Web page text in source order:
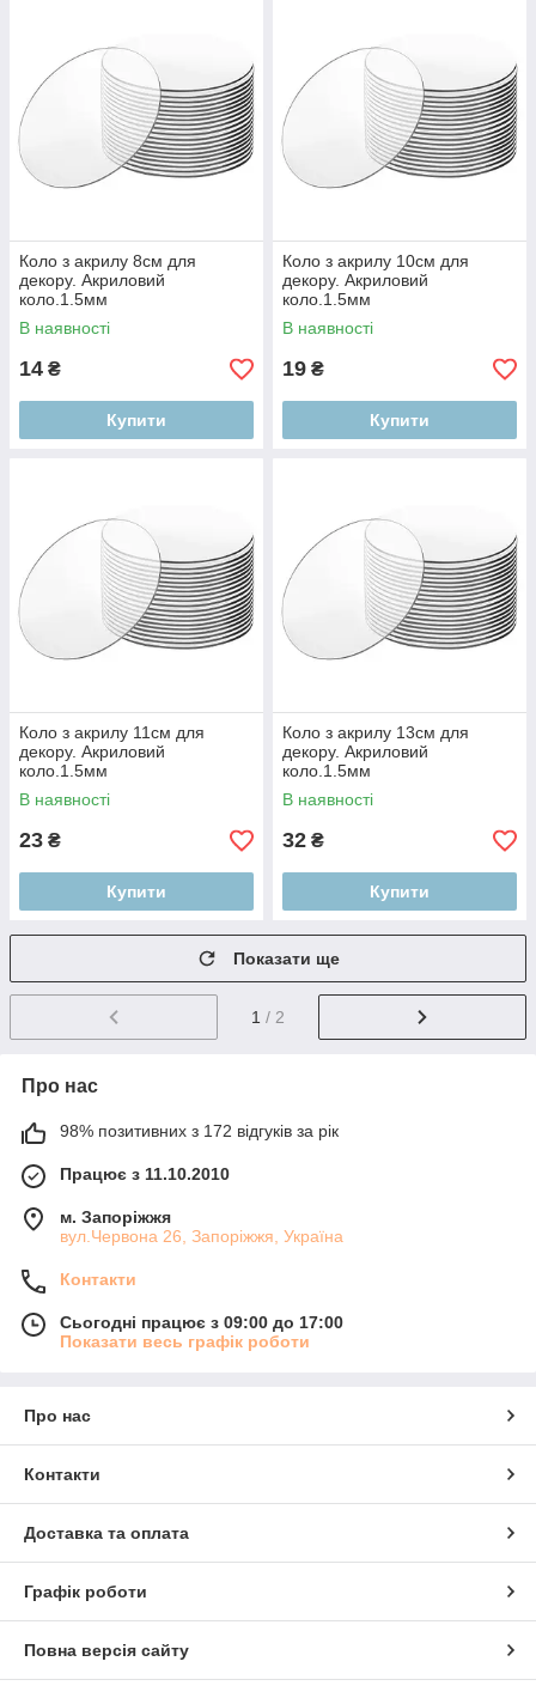
Коло з акрилу 8см для
декору. Акриловий
коло.1.5мм
В наявності
14 ₴
Купити
Коло з акрилу 10см для
декору. Акриловий
коло.1.5мм
В наявності
19 ₴
Купити
Коло з акрилу 11см для
декору. Акриловий
коло.1.5мм
В наявності
23 ₴
Купити
Коло з акрилу 13см для
декору. Акриловий
коло.1.5мм
В наявності
32 ₴
Купити
Показати ще
1 / 2
Про нас
98% позитивних з 172 відгуків за рік
Працює з 11.10.2010
м. Запоріжжя
вул.Червона 26, Запоріжжя, Україна
Контакти
Сьогодні працює з 09:00 до 17:00
Показати весь графік роботи
Про нас
Контакти
Доставка та оплата
Графік роботи
Повна версія сайту